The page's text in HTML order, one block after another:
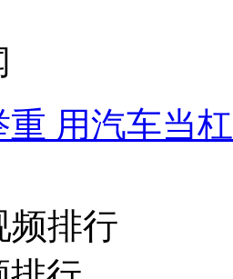
重 用汽车当
频排行